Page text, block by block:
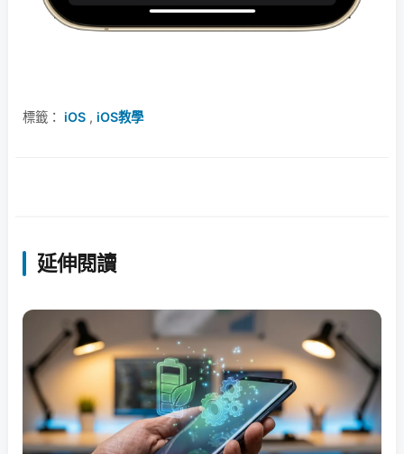
標籤： iOS , iOS教學
延伸閱讀